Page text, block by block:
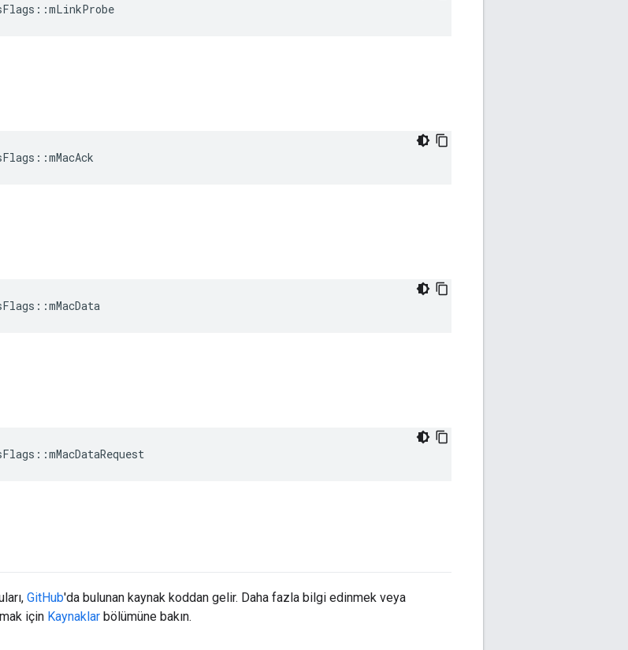
::mLinkProbe
::mMacAck
::mMacData
::mMacDataRequest
GitHub'da bulunan kaynak koddan gelir. Daha fazla bilgi edinmek veya
için Kaynaklar bölümüne bakın.